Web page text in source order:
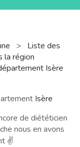
>
Liste des
la région
Isère
Isère
de diététicien
nous en avons
✌️